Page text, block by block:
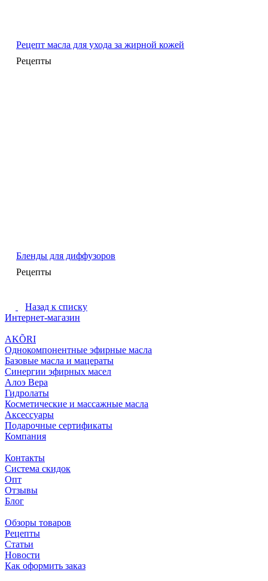
Рецепт масла для ухода за жирной кожей
Рецепты
Бленды для диффузоров
Рецепты
Назад к списку
Интернет-магазин
AKÕRI
Однокомпонентные эфирные масла
Базовые масла и мацераты
Синергии эфирных масел
Алоэ Вера
Гидролаты
Косметические и массажные масла
Аксессуары
Подарочные сертификаты
Компания
Контакты
Система скидок
Опт
Отзывы
Блог
Обзоры товаров
Рецепты
Статьи
Новости
Как оформить заказ